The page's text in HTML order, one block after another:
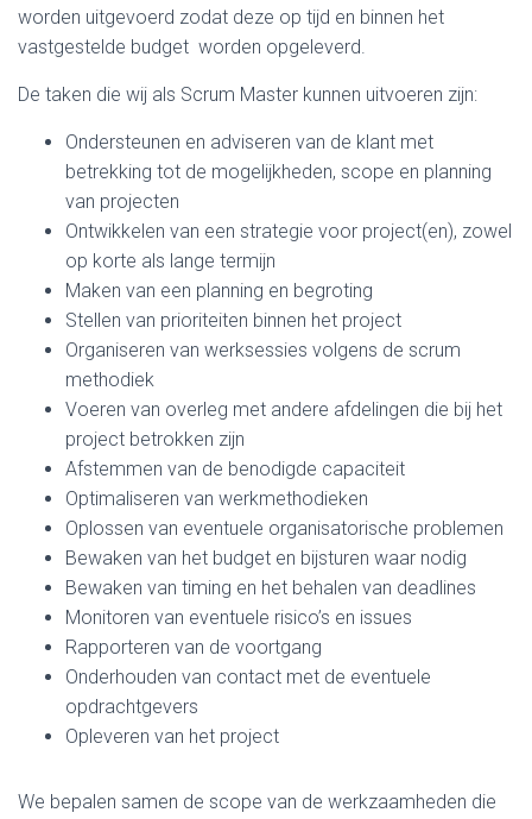
worden uitgevoerd zodat deze op tijd en binnen het
vastgestelde budget worden opgeleverd.
De taken die wij als Scrum Master kunnen uitvoeren zijn:
Ondersteunen en adviseren van de klant met
betrekking tot de mogelijkheden, scope en planning
van projecten
Ontwikkelen van een strategie voor project(en), zowel
op korte als lange termijn
Maken van een planning en begroting
Stellen van prioriteiten binnen het project
Organiseren van werksessies volgens de scrum
methodiek
Voeren van overleg met andere afdelingen die bij het
project betrokken zijn
Afstemmen van de benodigde capaciteit
Optimaliseren van werkmethodieken
Oplossen van eventuele organisatorische problemen
Bewaken van het budget en bijsturen waar nodig
Bewaken van timing en het behalen van deadlines
Monitoren van eventuele risico’s en issues
Rapporteren van de voortgang
Onderhouden van contact met de eventuele
opdrachtgevers
Opleveren van het project
We bepalen samen de scope van de werkzaamheden die